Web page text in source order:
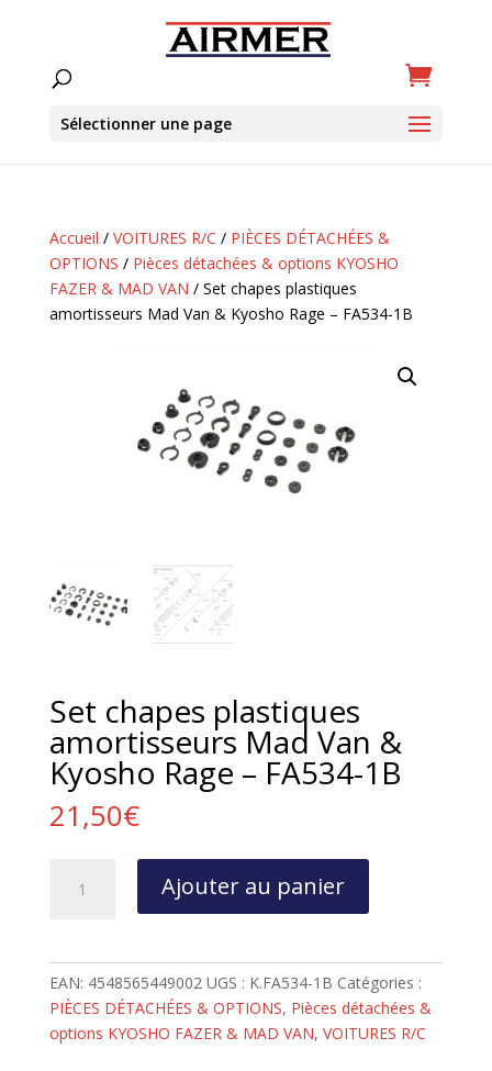
Sélectionner une page
Accueil / VOITURES R/C / PIÈCES DÉTACHÉES &
OPTIONS / Pièces détachées & options KYOSHO
FAZER & MAD VAN / Set chapes plastiques
amortisseurs Mad Van & Kyosho Rage – FA534-1B
Set chapes plastiques
amortisseurs Mad Van &
Kyosho Rage – FA534-1B
21,50€
amortisseurs
Van
Ajouter au panier
EAN: 4548565449002 UGS : K.FA534-1B Catégories :
PIÈCES DÉTACHÉES & OPTIONS, Pièces détachées &
options KYOSHO FAZER & MAD VAN, VOITURES R/C